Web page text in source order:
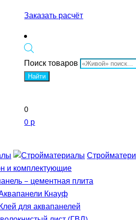
Заказать расчёт
Поиск товаров
Найти
0
0 р
и комплектующие
– цементная плита
Кнауф
для аквапанелей